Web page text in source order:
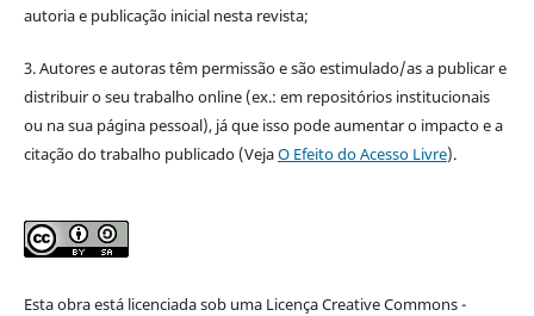
autoria e publicação inicial nesta revista;
3. Autores e autoras têm permissão e são estimulado/as a publicar e
distribuir o seu trabalho online (ex.: em repositórios institucionais
ou na sua página pessoal), já que isso pode aumentar o impacto e a
citação do trabalho publicado (VejaO Efeito do Acesso Livre).
Esta obra está licenciada sob uma Licença Creative Commons -